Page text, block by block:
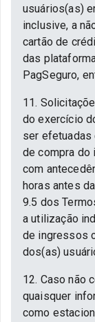
usuários(as)
inclusive, a
cartão de
das
PagSeguro,
11.
do exercício
ser efetuadas
de compra do
com
horas antes
9.5 dos
a utilização
de ingressos
dos(as)
12. Caso não
quaisquer
como